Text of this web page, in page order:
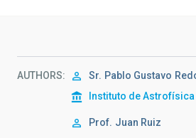
AUTHORS Sr. Pablo Gustavo
Instituto de Astrofísica
Prof. Juan Ruiz